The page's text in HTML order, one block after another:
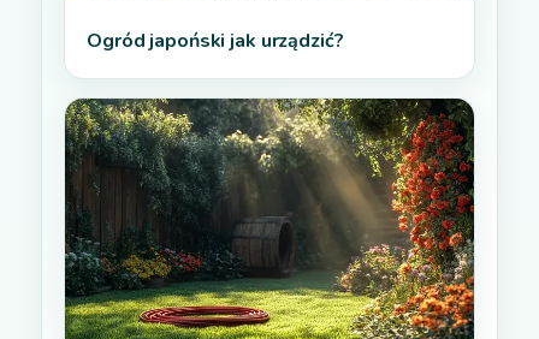
Ogród japoński jak urządzić?